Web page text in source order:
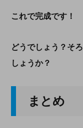
これで完成です！
どうでしょう？そ
しょうか？
まとめ